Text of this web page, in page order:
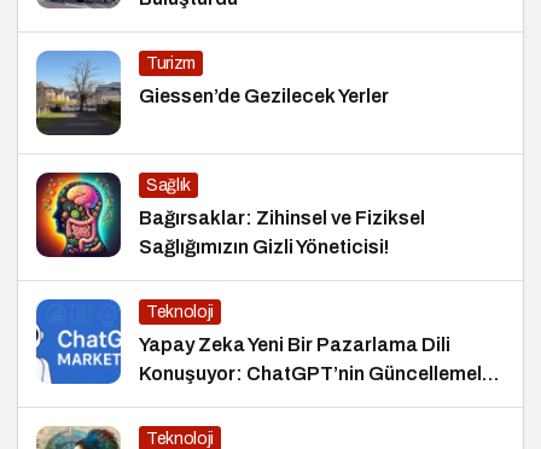
Turizm
Giessen’de Gezilecek Yerler
Sağlık
Bağırsaklar: Zihinsel ve Fiziksel
Sağlığımızın Gizli Yöneticisi!
Teknoloji
Yapay Zeka Yeni Bir Pazarlama Dili
Konuşuyor: ChatGPT’nin Güncellemeleri
ve Markalara Yönelik Fırsatlar
Teknoloji